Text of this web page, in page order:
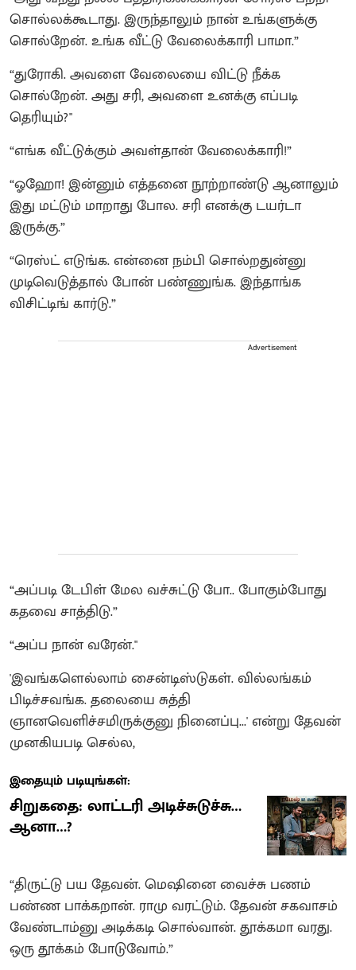
சொல்லக்கூடாது. இருந்தாலும் நான் உங்களுக்கு
சொல்றேன். உங்க வீட்டு வேலைக்காரி பாமா.”
“துரோகி. அவளை வேலையை விட்டு நீக்க
சொல்றேன். அது சரி, அவளை உனக்கு எப்படி
தெரியும்?"
“எங்க வீட்டுக்கும் அவள்தான் வேலைக்காரி!”
“ஓஹோ! இன்னும் எத்தனை நூற்றாண்டு ஆனாலும்
இது மட்டும் மாறாது போல. சரி எனக்கு டயர்டா
இருக்கு.”
“ரெஸ்ட் எடுங்க. என்னை நம்பி சொல்றதுன்னு
முடிவெடுத்தால் போன் பண்ணுங்க. இந்தாங்க
விசிட்டிங் கார்டு.”
Advertisement
“அப்படி டேபிள் மேல வச்சுட்டு போ.. போகும்போது
கதவை சாத்திடு.”
“அப்ப நான் வரேன்."
'இவங்களெல்லாம் சைன்டிஸ்டுகள். வில்லங்கம்
பிடிச்சவங்க. தலையை சுத்தி
ஞானவெளிச்சமிருக்குனு நினைப்பு...' என்று தேவன்
முனகியபடி செல்ல,
இதையும் படியுங்கள்:
சிறுகதை: லாட்டரி அடிச்சுடுச்சு…
ஆனா…?
“திருட்டு பய தேவன். மெஷினை வைச்சு பணம்
பண்ண பாக்கறான். ராமு வரட்டும். தேவன் சகவாசம்
வேண்டாம்னு அடிக்கடி சொல்வான். தூக்கமா வரது.
ஒரு தூக்கம் போடுவோம்.”